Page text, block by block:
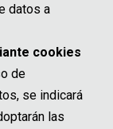
datos a
cookies
de
se indicará
las